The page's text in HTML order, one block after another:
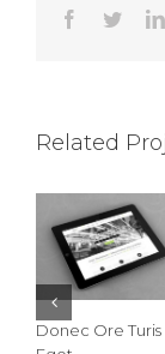
Facebook
Twitter
Related
Donec Ore Turis